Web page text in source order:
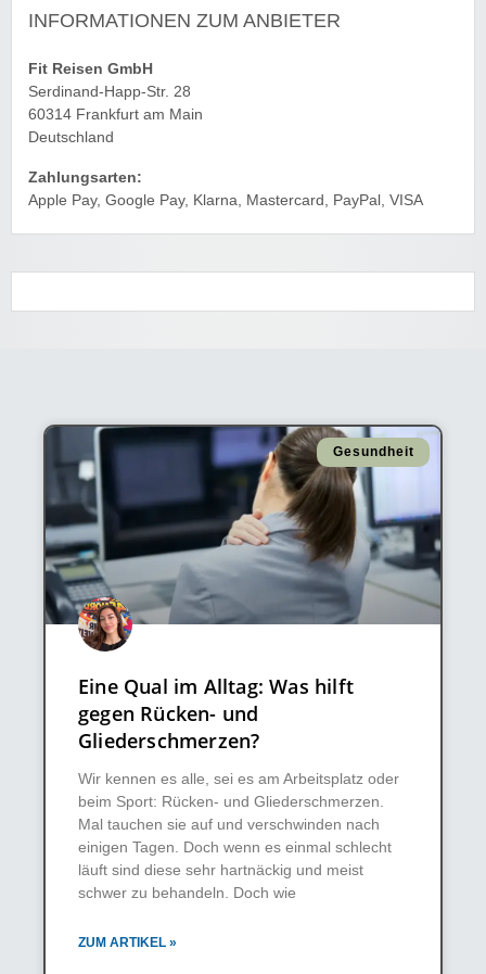
INFORMATIONEN ZUM ANBIETER
Fit Reisen GmbH
Serdinand-Happ-Str. 28
60314 Frankfurt am Main
Deutschland
Zahlungsarten:
Apple Pay, Google Pay, Klarna, Mastercard, PayPal, VISA
Gesundheit
Eine Qual im Alltag: Was hilft
gegen Rücken- und
Gliederschmerzen?
Wir kennen es alle, sei es am Arbeitsplatz oder
beim Sport: Rücken- und Gliederschmerzen.
Mal tauchen sie auf und verschwinden nach
einigen Tagen. Doch wenn es einmal schlecht
läuft sind diese sehr hartnäckig und meist
schwer zu behandeln. Doch wie
ZUM ARTIKEL »